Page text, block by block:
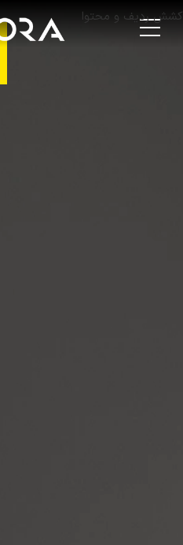
کشش ردیف و محتوا